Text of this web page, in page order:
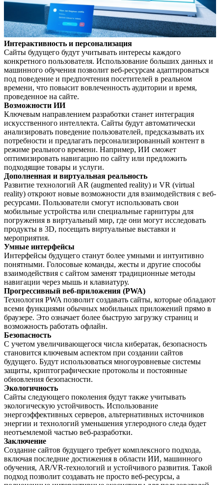
Интерактивность и персонализация
Сайты будущего будут учитывать интересы каждого
конкретного пользователя. Использование больших данных и
машинного обучения позволит веб-ресурсам адаптироваться
под поведение и предпочтения посетителей в реальном
времени, что повысит вовлеченность аудитории и время,
проведенное на сайте.
Возможности ИИ
Ключевым направлением разработки станет интеграция
искусственного интеллекта. Сайты будут автоматически
анализировать поведение пользователей, предсказывать их
потребности и предлагать персонализированный контент в
режиме реального времени. Например, ИИ сможет
оптимизировать навигацию по сайту или предложить
подходящие товары и услуги.
Дополненная и виртуальная реальность
Развитие технологий AR (augmented reality) и VR (virtual
reality) откроют новые возможности для взаимодействия с веб-
ресурсами. Пользователи смогут использовать свои
мобильные устройства или специальные гарнитуры для
погружения в виртуальный мир, где они могут исследовать
продукты в 3D, посещать виртуальные выставки и
мероприятия.
Умные интерфейсы
Интерфейсы будущего станут более умными и интуитивно
понятными. Голосовые команды, жесты и другие способы
взаимодействия с сайтом заменят традиционные методы
навигации через мышь и клавиатуру.
Прогрессивный веб-приложения (PWA)
Технология PWA позволит создавать сайты, которые обладают
всеми функциями обычных мобильных приложений прямо в
браузере. Это означает более быструю загрузку страниц и
возможность работать офлайн.
Безопасность
С учетом увеличивающегося числа кибератак, безопасность
становится ключевым аспектом при создании сайтов
будущего. Будут использоваться многоуровневые системы
защиты, криптографические протоколы и постоянные
обновления безопасности.
Экологичность
Сайты следующего поколения будут также учитывать
экологическую устойчивость. Использование
энергоэффективных серверов, альтернативных источников
энергии и технологий уменьшения углеродного следа будет
неотъемлемой частью веб-разработки.
Заключение
Создание сайтов будущего требует комплексного подхода,
включая последние достижения в области ИИ, машинного
обучения, AR/VR-технологий и устойчивого развития. Такой
подход позволит создавать не просто веб-ресурсы, а